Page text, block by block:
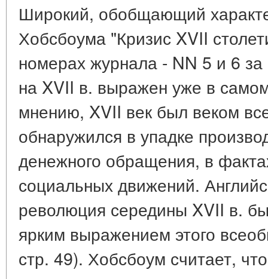
Широкий, обобщающий
Хобсбоума "Кризис XVII
номерах журнала - NN 5 и 6 за
на XVII в. выражен уже в
мнению, XVII век был веком
обнаружился в упадке
денежного обращения, в
социальных движений.
революция середины XVII в.
ярким выражением этого
стр. 49). Хобсбоум считает,